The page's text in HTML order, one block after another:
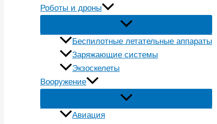
Роботы и дроны
Беспилотные летательные аппараты
Заряжающие системы
Экзоскелеты
Вооружение
Авиация